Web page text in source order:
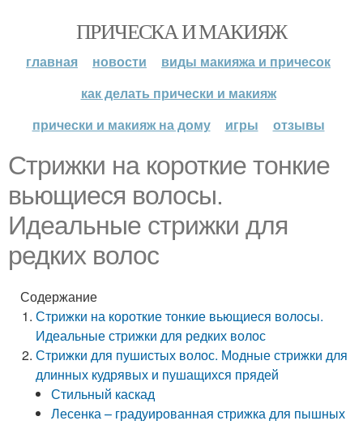
ПРИЧЕСКА И МАКИЯЖ
главная новости
виды макияжа и причесок
как делать прически и макияж
прически и макияж на дому
игры отзывы
Стрижки на короткие тонкие
вьющиеся волосы.
Идеальные стрижки для
редких волос
Содержание
Стрижки на короткие тонкие вьющиеся волосы.
Идеальные стрижки для редких волос
Стрижки для пушистых волос. Модные стрижки для
длинных кудрявых и пушащихся прядей
Стильный каскад
Лесенка – градуированная стрижка для пышных